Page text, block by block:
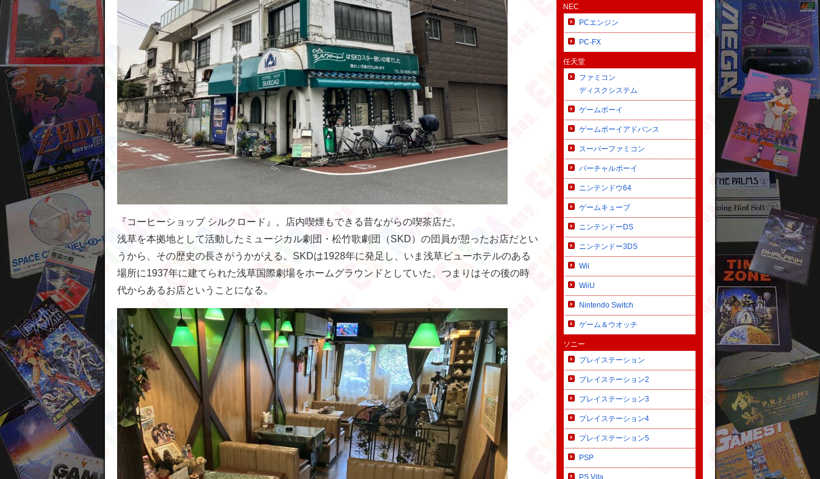
『コーヒーショップ シルクロード』。店内喫煙もできる昔ながらの喫茶店だ。
浅草を本拠地として活動したミュージカル劇団・松竹歌劇団（SKD）の団員が憩ったお店だとい
うから、その歴史の長さがうかがえる。SKDは1928年に発足し、いま浅草ビューホテルのある
場所に1937年に建てられた浅草国際劇場をホームグラウンドとしていた。つまりはその後の時
代からあるお店ということになる。
NEC
PCエンジン
PC-FX
任天堂
ファミコン
ディスクシステム
ゲームボーイ
ゲームボーイアドバンス
スーパーファミコン
バーチャルボーイ
ニンテンドウ64
ゲームキューブ
ニンテンドーDS
ニンテンドー3DS
Wii
WiiU
Nintendo Switch
ゲーム＆ウオッチ
ソニー
プレイステーション
プレイステーション2
プレイステーション3
プレイステーション4
プレイステーション5
PSP